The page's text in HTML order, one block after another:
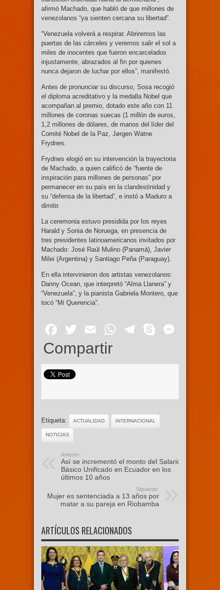
afirmó Machado, que habló de que millones de
venezolanos “ya sienten cercana su libertad”.
“Venezuela volverá a respirar. Abriremos las
puertas de las cárceles y veremos salir el sol a
miles de inocentes que fueron encarcelados
injustamente, abrazados al fin por quienes
nunca dejaron de luchar por ellos”, manifestó.
Antes de pronunciar su discurso, Sosa recogió
el diploma acreditativo y la medalla Nobel que
acompañan al premio, dotado este año con 11
millones de coronas suecas (1 millón de euros,
1,2 millones de dólares, de manos del líder del
Comité Nobel de la Paz, Jørgen Watne
Frydnes.
Frydnes elogió en su intervención la trayectoria
de Machado, a quien calificó de “fuente de
inspiración para millones de personas” por
permanecer en su país en la clandestinidad y
su “defensa de la libertad”, e instó a Maduro a
dimitir.
La ceremonia estuvo presidida por los reyes
Harald y Sonia de Noruega, en presencia de
tres presidentes latinoamericanos invitados por
Machado: José Raúl Mulino (Panamá), Javier
Milei (Argentina) y Santiago Peña (Paraguay).
En ella intervinieron dos artistas venezolanos:
Danny Ocean, que interpretó “Alma Llanera” y
“Venezuela”, y la pianista Gabriela Montero, que
tocó “Mi Querencia”.
Facebook
Twitter
EmailWhatsApp
Telegram
Skype
Compartir
Etiqueta: ACTUALIDAD INTERNACIONAL
NOTICIAS
Anterior:
Así se incrementó el monto del Salario
Básico Unificado en Ecuador en los
últimos 10 años
Siguiente:
Mujer es sentenciada a 13 años por
matar a su pareja en Riobamba
ARTÍCULOS RELACIONADOS